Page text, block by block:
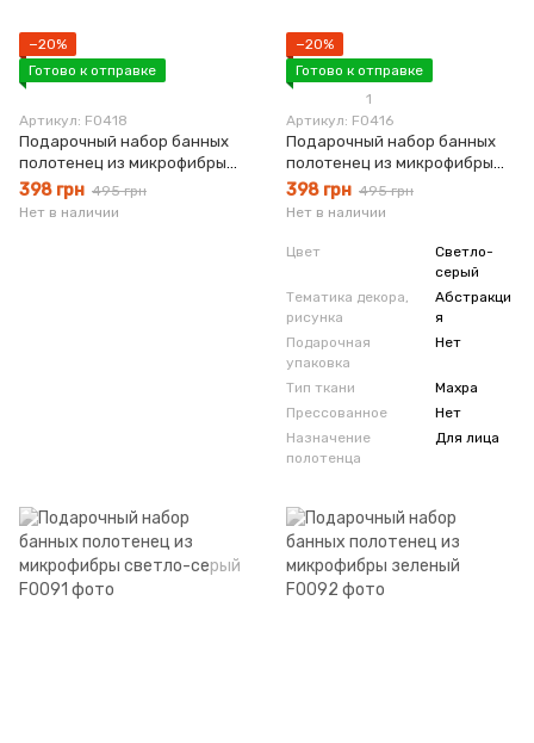
−20%
Готово к отправке
Артикул: F0418
Подарочный набор банных
полотенец из микрофибры
Сердечки зеленый
398 грн 495 грн
Нет в наличии
−20%
Готово к отправке
1
Артикул: F0416
Подарочный набор банных
полотенец из микрофибры
Сердечки персиковый
398 грн 495 грн
Нет в наличии
Цвет
Светло-
серый
Тематика декора,
рисунка
Абстракци
я
Подарочная
упаковка
Нет
Тип ткани
Махра
Прессованное
Нет
Назначение
полотенца
Для лица